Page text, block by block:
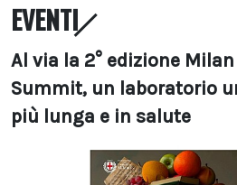
EVENTI
Al via la 2° edizione
Summit, un laboratorio
più lunga e in salute